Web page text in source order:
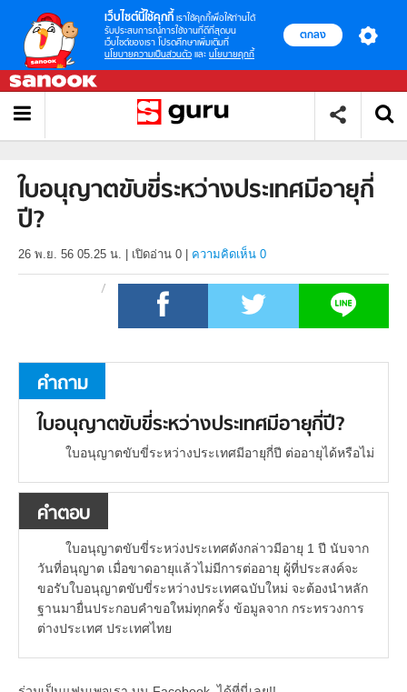
เว็บไซต์นี้ใช้คุกกี้ เราใช้คุกกี้เพื่อให้ท่านได้
รับประสบการณ์การใช้งานที่ดีที่สุดบน
เว็บไซต์ของเรา โปรดศึกษาเพิ่มเติมที่
นโยบายความเป็นส่วนตัว และ นโยบายคุกกี้
ตกลง
ใบอนุญาตขับขี่ระหว่างประเทศมีอายุกี่
ปี?
26 พ.ย. 56 05.25 น. เปิดอ่าน 0 ความคิดเห็น 0
คำถาม
ใบอนุญาตขับขี่ระหว่างประเทศมีอายุกี่ปี?
ใบอนุญาตขับขี่ระหว่างประเทศมีอายุกี่ปี ต่ออายุได้หรือไม่
คำตอบ
ใบอนุญาตขับขี่ระหว่งประเทศดังกล่าวมีอายุ 1 ปี นับจาก
วันที่อนุญาต เมื่อขาดอายุแล้วไม่มีการต่ออายุ ผู้ที่ประสงค์จะ
ขอรับใบอนุญาตขับขี่ระหว่างประเทศฉบับใหม่ จะต้องนำหลัก
ฐานมายื่นประกอบคำขอใหม่ทุกครั้ง ข้อมูลจาก กระทรวงการ
ต่างประเทศ ประเทศไทย